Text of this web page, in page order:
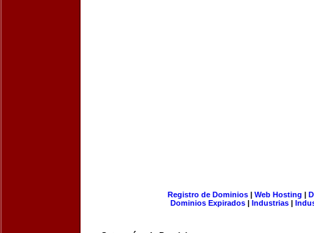
Registro de Dominios| Web Hosting |
Dominios Expirados | Industrias |